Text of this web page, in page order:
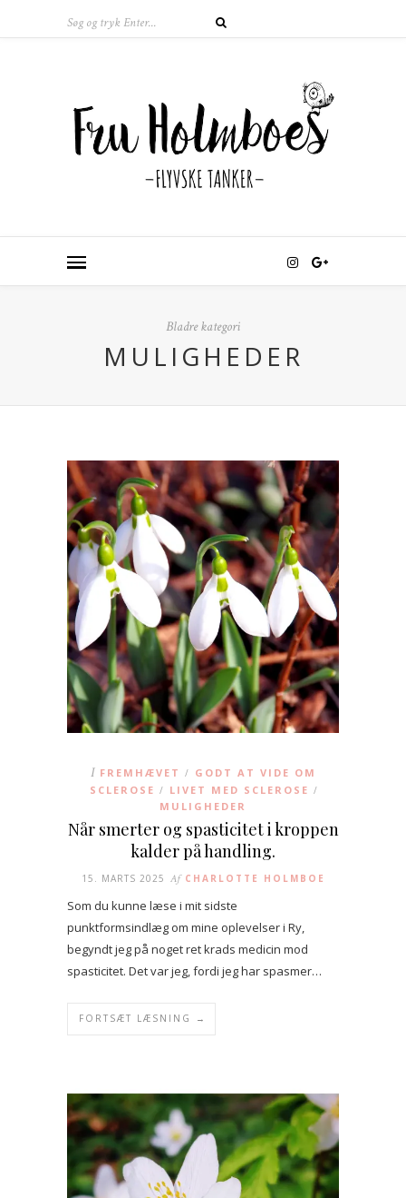
Bladre kategori
MULIGHEDER
I FREMHÆVET /
GODT AT VIDE OM
SCLEROSE / LIVET MED SCLEROSE /
MULIGHEDER
Når smerter og spasticitet i kroppen
kalder på handling.
15. MARTS 2025 Af CHARLOTTE HOLMBOE
Som du kunne læse i mit sidste
punktformsindlæg om mine oplevelser i Ry,
begyndt jeg på noget ret krads medicin mod
spasticitet. Det var jeg, fordi jeg har spasmer…
FORTSÆT LÆSNING →